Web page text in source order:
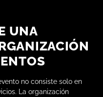
UNA
no consiste solo en
La organización